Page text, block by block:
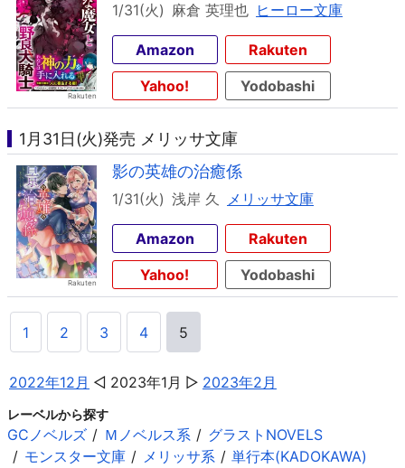
1/31(火) 麻倉 英理也 ヒーロー文庫
Amazon
Rakuten
Yahoo!
Yodobashi
1月31日(火)発売 メリッサ文庫
影の英雄の治癒係
1/31(火) 浅岸 久 メリッサ文庫
Amazon
Rakuten
Yahoo!
Yodobashi
1 2 3 4 5
2022年12月 2023年1月 2023年2月
レーベルから探す
GCノベルズ Ｍノベルス系
グラストNOVELS
モンスター文庫
メリッサ系
単行本(KADOKAWA)